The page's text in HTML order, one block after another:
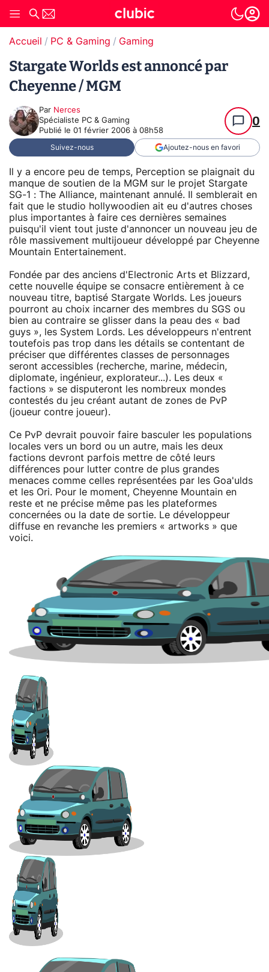
Accueil PC & Gaming Gaming
Stargate Worlds est annoncé par
Cheyenne / MGM
Par Nerces
Spécialiste PC & Gaming
Publié le 01 février 2006 à 08h58
0
Suivez-nous Ajoutez-nous en favori
Il y a encore peu de temps, Perception se plaignait du
manque de soutien de la MGM sur le projet Stargate
SG-1 : The Alliance, maintenant annulé. Il semblerait en
fait que le studio hollywoodien ait eu d'autres choses
plus importantes à faire ces dernières semaines
puisqu'il vient tout juste d'annoncer un nouveau jeu de
rôle massivement multijoueur développé par Cheyenne
Mountain Entertainement.
Fondée par des anciens d'Electronic Arts et Blizzard,
cette nouvelle équipe se consacre entièrement à ce
nouveau titre, baptisé Stargate Worlds. Les joueurs
pourront au choix incarner des membres du SGS ou
bien au contraire se glisser dans la peau des « bad
guys », les System Lords. Les développeurs n'entrent
toutefois pas trop dans les détails se contentant de
préciser que différentes classes de personnages
seront accessibles (recherche, marine, médecin,
diplomate, ingénieur, explorateur...). Les deux «
factions » se disputeront les nombreux mondes
contestés du jeu créant autant de zones de PvP
(joueur contre joueur).
Ce PvP devrait pouvoir faire basculer les populations
locales vers un bord ou un autre, mais les deux
factions devront parfois mettre de côté leurs
différences pour lutter contre de plus grandes
menaces comme celles représentées par les Goa'ulds
et les Ori. Pour le moment, Cheyenne Mountain en
reste et ne précise même pas les plateformes
concernées ou la date de sortie. Le développeur
diffuse en revanche les premiers « artworks » que
voici.